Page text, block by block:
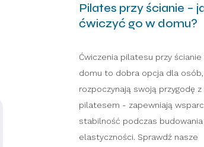
Pilates przy ścianie –
ćwiczyć go w domu?
Ćwiczenia pilatesu przy ścianie
domu to dobra opcja dla
rozpoczynają swoją przygodę z
pilatesem - zapewniają
stabilność podczas budowania
elastyczności. Sprawdź nasze